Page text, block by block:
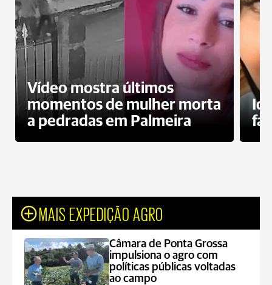
Vídeo mostra últimos
momentos de mulher morta
a pedradas em Palmeira
MAIS EXPEDIÇÃO AGRO
Câmara de Ponta Grossa
impulsiona o agro com
políticas públicas voltadas
ao campo